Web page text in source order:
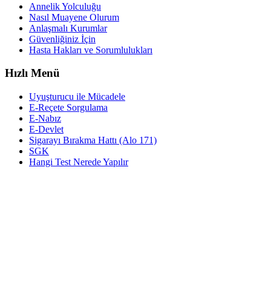
Annelik Yolculuğu
Nasıl Muayene Olurum
Anlaşmalı Kurumlar
Güvenliğiniz İçin
Hasta Hakları ve Sorumlulukları
Hızlı Menü
Uyuşturucu ile Mücadele
E-Reçete Sorgulama
E-Nabız
E-Devlet
Sigarayı Bırakma Hattı (Alo 171)
SGK
Hangi Test Nerede Yapılır